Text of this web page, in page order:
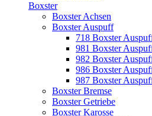
Boxster
Boxster Achsen
Boxster Auspuff
718 Boxster
981 Boxster
982 Boxster
986 Boxster
987 Boxster
Boxster Bremse
Boxster Getriebe
Boxster Karosse